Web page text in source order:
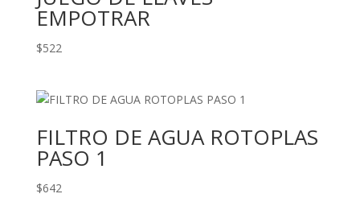
EMPOTRAR
$522
FILTRO DE AGUA ROTOPLAS
PASO 1
$642